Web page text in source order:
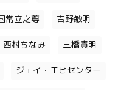
常立之尊 吉野敏明
西村ちなみ 三橋貴明
ジェイ・エピセンター